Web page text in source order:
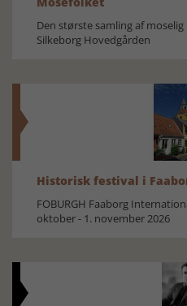
Den største samling af
Silkeborg Hovedgården
Historisk festival i
FOBURGH Faaborg
oktober - 1. november 2026